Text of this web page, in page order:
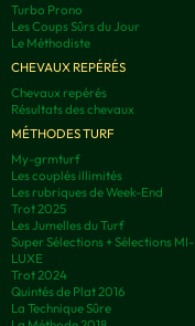
Turbo Prono
Les Coups Sûrs du Jour
Le Méthodiste
CHEVAUX REPÉRÉS
Chevaux repérés
Résultats des chevaux
MÉTHODES TURF
My-grmturf
Les couplés illimités
Les rubriques de Week-End
Trot 2025
Les Jumelles du Turf
Super Sélections + Sélections MI-
LUXE
Trot 2024
Quintés de Plat 2016
La Technique Sûre